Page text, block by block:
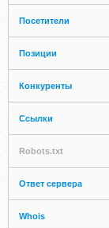
Посетители
Позиции
Конкуренты
Ссылки
Robots.txt
Ответ сервера
Whois